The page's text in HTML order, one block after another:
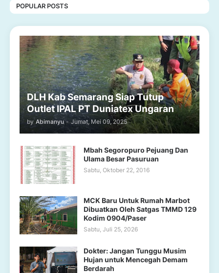
POPULAR POSTS
DLH Kab Semarang Siap Tutup
Outlet IPAL PT Duniatex Ungaran
by Abimanyu - Jumat, Mei 09, 2025
Mbah Segoropuro Pejuang Dan
Ulama Besar Pasuruan
Sabtu, Oktober 22, 2016
MCK Baru Untuk Rumah Marbot
Dibuatkan Oleh Satgas TMMD 129
Kodim 0904/Paser
Sabtu, Juli 25, 2026
Dokter: Jangan Tunggu Musim
Hujan untuk Mencegah Demam
Berdarah